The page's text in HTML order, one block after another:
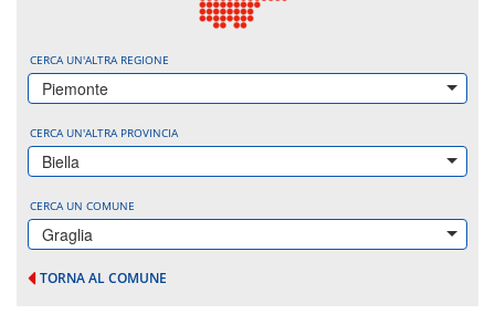
CERCA UN'ALTRA REGIONE
Piemonte
CERCA UN'ALTRA PROVINCIA
Biella
CERCA UN COMUNE
Graglia
TORNA AL COMUNE